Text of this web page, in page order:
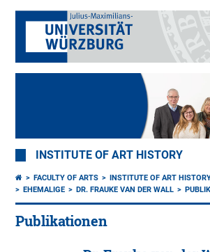
INSTITUTE OF ART HISTORY
FACULTY OF ARTS INSTITUTE OF ART
EHEMALIGE
DR. FRAUKE VAN DER WALL
Publikationen